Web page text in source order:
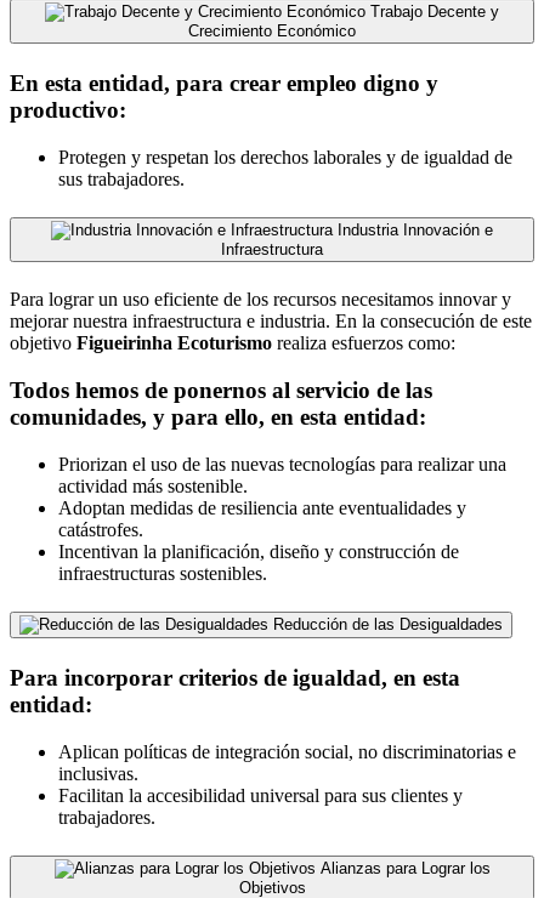
Trabajo Decente y
Crecimiento Económico
En esta entidad, para crear empleo digno y
productivo:
Protegen y respetan los derechos laborales y de igualdad de
sus trabajadores.
Industria Innovación e
Infraestructura
Para lograr un uso eficiente de los recursos necesitamos innovar y
mejorar nuestra infraestructura e industria. En la consecución de este
objetivo Figueirinha Ecoturismo realiza esfuerzos como:
Todos hemos de ponernos al servicio de las
comunidades, y para ello, en esta entidad:
Priorizan el uso de las nuevas tecnologías para realizar una
actividad más sostenible.
Adoptan medidas de resiliencia ante eventualidades y
catástrofes.
Incentivan la planificación, diseño y construcción de
infraestructuras sostenibles.
Reducción de las Desigualdades
Para incorporar criterios de igualdad, en esta
entidad:
Aplican políticas de integración social, no discriminatorias e
inclusivas.
Facilitan la accesibilidad universal para sus clientes y
trabajadores.
Alianzas para Lograr los
Objetivos